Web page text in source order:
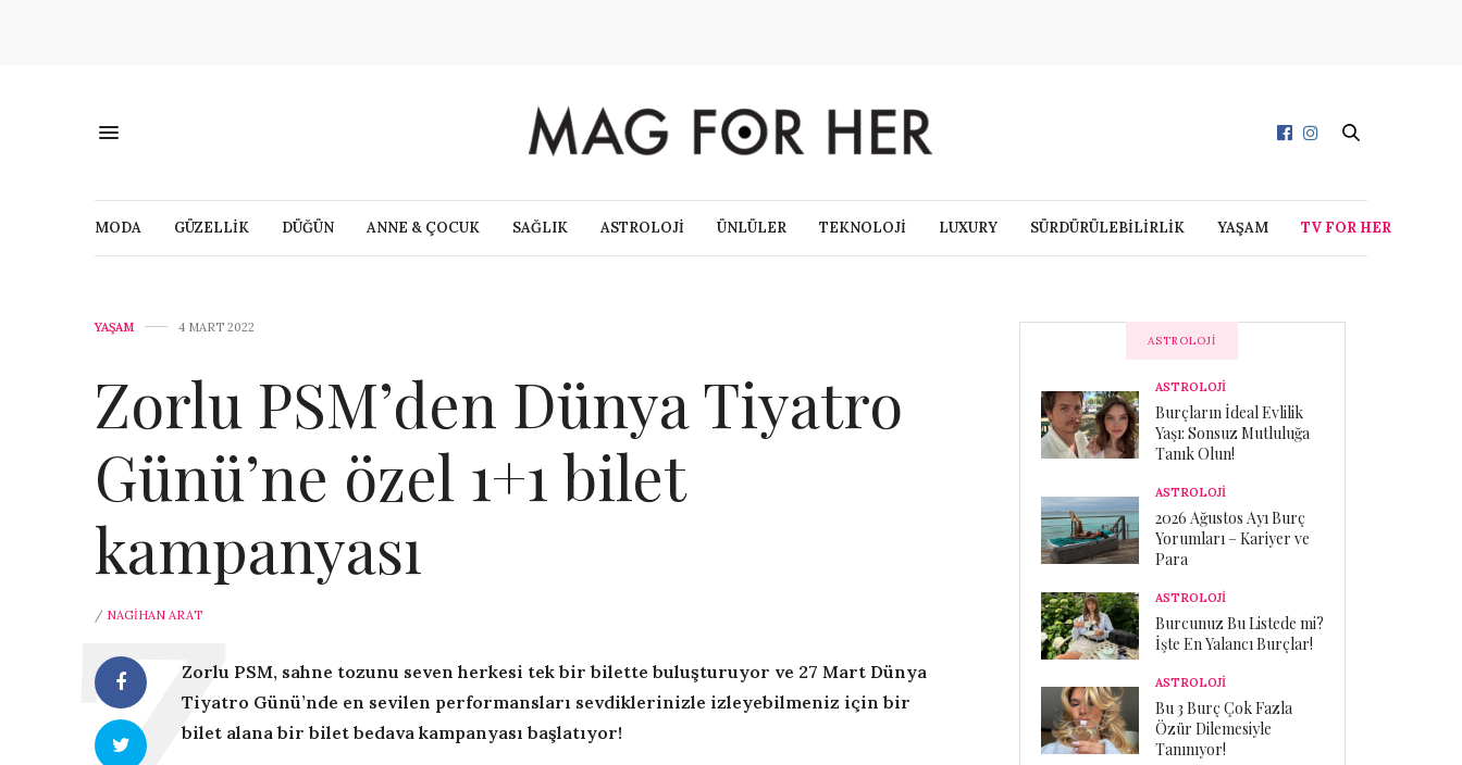
MODA GÜZELLİK DÜĞÜN ANNE & ÇOCUK SAĞLIK ASTROLOJİ ÜNLÜLER TEKNOLOJİ LUXURY SÜRDÜRÜLEBİLİRLİK YAŞAM TV FOR HER
YAŞAM 4 MART 2022
Zorlu PSM’den Dünya Tiyatro
Günü’ne özel 1+1 bilet
kampanyası
/ NAGIHAN ARAT
Zorlu PSM, sahne tozunu seven herkesi tek bir bilette buluşturuyor ve 27 Mart Dünya
Tiyatro Günü’nde en sevilen performansları sevdiklerinizle izleyebilmeniz için bir
bilet alana bir bilet bedava kampanyası başlatıyor!
ASTROLOJI
ASTROLOJİ
Burçların İdeal Evlilik
Yaşı: Sonsuz Mutluluğa
Tanık Olun!
ASTROLOJİ
2026 Ağustos Ayı Burç
Yorumları – Kariyer ve
Para
ASTROLOJİ
Burcunuz Bu Listede mi?
İşte En Yalancı Burçlar!
ASTROLOJİ
Bu 3 Burç Çok Fazla
Özür Dilemesiyle
Tanınıyor!